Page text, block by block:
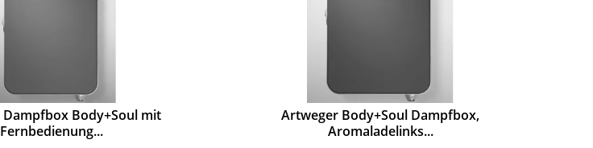
Body+Soul mit
Fernbedienung...
Artweger Body+Soul Dampfbox,
Aromaladelinks...